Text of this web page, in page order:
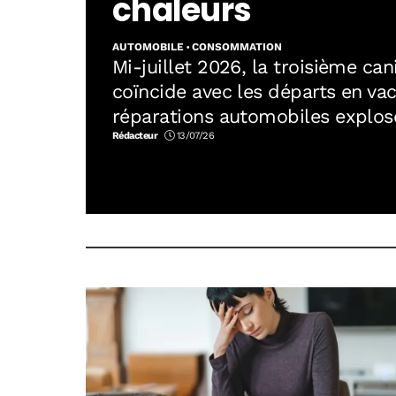
chaleurs
AUTOMOBILE CONSOMMATION
Mi-juillet 2026, la troisième
coïncide avec les départs en
réparations automobiles
batteries, pneus, moteur. Les
stratégies pour économiser…
Rédacteur 13/07/26